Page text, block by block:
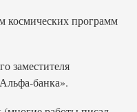
космических программ
заместителя
банка».